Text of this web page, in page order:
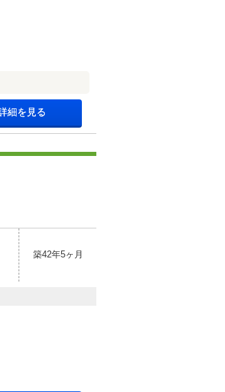
細を見る
築42年5ヶ月